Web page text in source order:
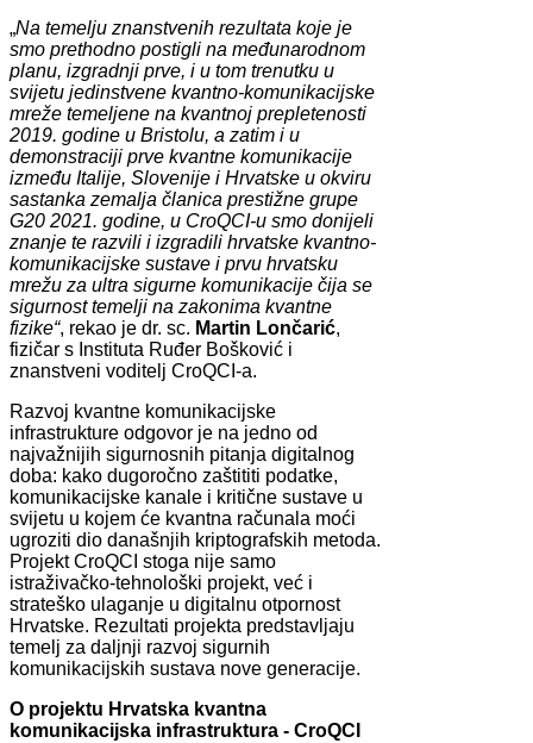
„Na temelju znanstvenih rezultata koje je
smo prethodno postigli na međunarodnom
planu, izgradnji prve, i u tom trenutku u
svijetu jedinstvene kvantno-komunikacijske
mreže temeljene na kvantnoj prepletenosti
2019. godine u Bristolu, a zatim i u
demonstraciji prve kvantne komunikacije
između Italije, Slovenije i Hrvatske u okviru
sastanka zemalja članica prestižne grupe
G20 2021. godine, u CroQCI-u smo donijeli
znanje te razvili i izgradili hrvatske kvantno-
komunikacijske sustave i prvu hrvatsku
mrežu za ultra sigurne komunikacije čija se
sigurnost temelji na zakonima kvantne
fizike“, rekao je dr. sc. Martin Lončarić,
fizičar s Instituta Ruđer Bošković i
znanstveni voditelj CroQCI-a.
Razvoj kvantne komunikacijske
infrastrukture odgovor je na jedno od
najvažnijih sigurnosnih pitanja digitalnog
doba: kako dugoročno zaštititi podatke,
komunikacijske kanale i kritične sustave u
svijetu u kojem će kvantna računala moći
ugroziti dio današnjih kriptografskih metoda.
Projekt CroQCI stoga nije samo
istraživačko-tehnološki projekt, već i
strateško ulaganje u digitalnu otpornost
Hrvatske. Rezultati projekta predstavljaju
temelj za daljnji razvoj sigurnih
komunikacijskih sustava nove generacije.
O projektu Hrvatska kvantna
komunikacijska infrastruktura - CroQCI